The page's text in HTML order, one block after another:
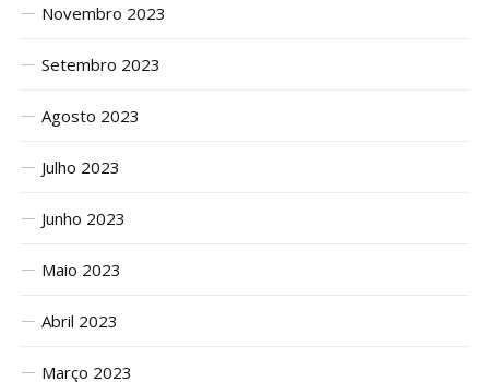
Novembro 2023
Setembro 2023
Agosto 2023
Julho 2023
Junho 2023
Maio 2023
Abril 2023
Março 2023